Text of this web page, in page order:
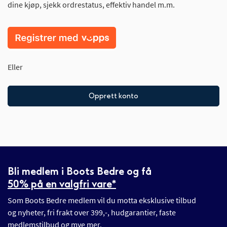
dine kjøp, sjekk ordrestatus, effektiv handel m.m.
Eller
Opprett konto
Bli medlem i Boots Bedre og få
50% på en valgfri vare*
Som Boots Bedre medlem vil du motta eksklusive tilbud
og nyheter, fri frakt over 399,-, hudgarantier, faste
medlemstilbud og mye mer.